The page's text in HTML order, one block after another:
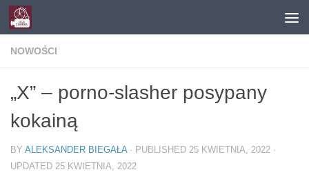
Skip to content
NOWOŚCI
„X” – porno-slasher posypany
kokainą
BY ALEKSANDER BIEGAŁA · PUBLISHED 25 KWIETNIA, 2022 ·
UPDATED 25 KWIETNIA, 2022